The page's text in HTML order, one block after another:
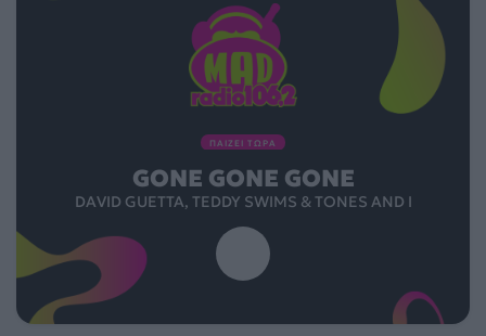
ΠΑΙΖΕΙ ΤΩΡΑ
GONE GONE GONE
DAVID GUETTA, TEDDY SWIMS & TONES AND I